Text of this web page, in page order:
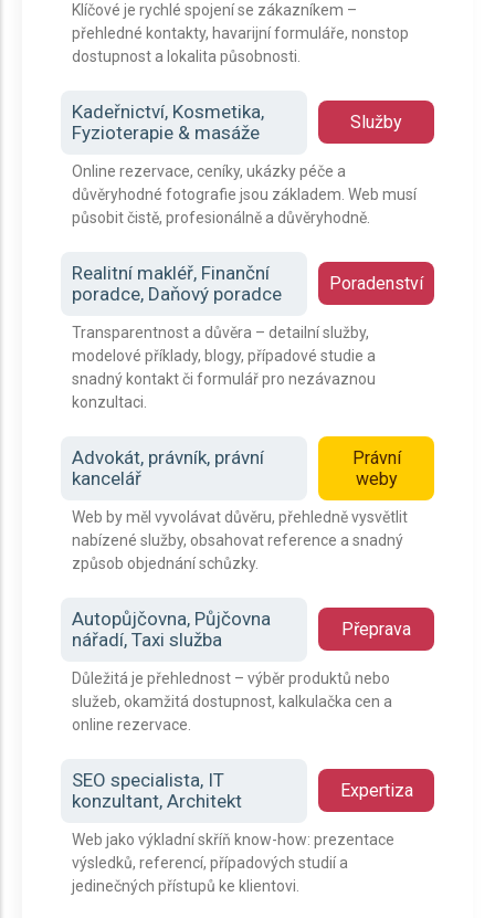
Klíčové je rychlé spojení se zákazníkem –
přehledné kontakty, havarijní formuláře, nonstop
dostupnost a lokalita působnosti.
Kadeřnictví, Kosmetika,
Fyzioterapie & masáže
Služby
Online rezervace, ceníky, ukázky péče a
důvěryhodné fotografie jsou základem. Web musí
působit čistě, profesionálně a důvěryhodně.
Realitní makléř, Finanční
poradce, Daňový poradce
Poradenství
Transparentnost a důvěra – detailní služby,
modelové příklady, blogy, případové studie a
snadný kontakt či formulář pro nezávaznou
konzultaci.
Advokát, právník, právní
kancelář
Právní
weby
Web by měl vyvolávat důvěru, přehledně vysvětlit
nabízené služby, obsahovat reference a snadný
způsob objednání schůzky.
Autopůjčovna, Půjčovna
nářadí, Taxi služba
Přeprava
Důležitá je přehlednost – výběr produktů nebo
služeb, okamžitá dostupnost, kalkulačka cen a
online rezervace.
SEO specialista, IT
konzultant, Architekt
Expertiza
Web jako výkladní skříň know-how: prezentace
výsledků, referencí, případových studií a
jedinečných přístupů ke klientovi.